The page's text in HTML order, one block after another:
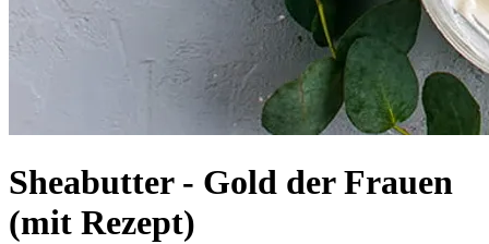
Sheabutter - Gold der Frauen
(mit Rezept)